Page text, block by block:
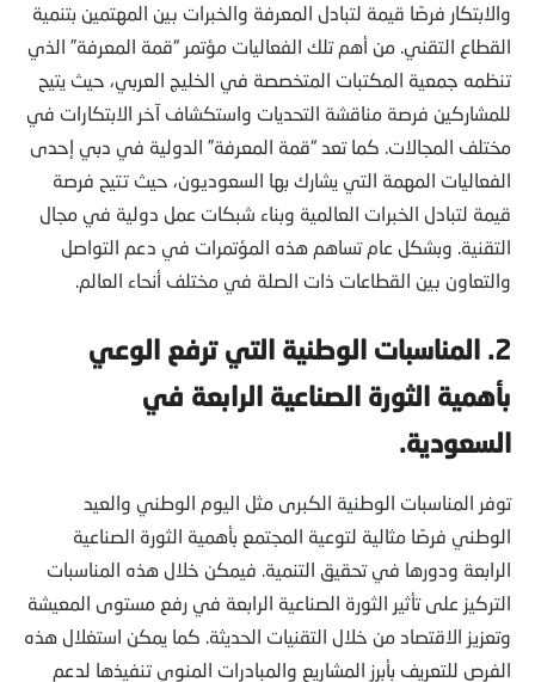
والابتكار فرصًا قيمة لتبادل المعرفة والخبرات بين المهتمين بتنمية
القطاع التقني. من أهم تلك الفعاليات مؤتمر “قمة المعرفة” الذي
تنظمه جمعية المكتبات المتخصصة في الخليج العربي، حيث يتيح
للمشاركين فرصة مناقشة التحديات واستكشاف آخر الابتكارات في
مختلف المجالات. كما تعد “قمة المعرفة” الدولية في دبي إحدى
الفعاليات المهمة التي يشارك بها السعوديون، حيث تتيح فرصة
قيمة لتبادل الخبرات العالمية وبناء شبكات عمل دولية في مجال
التقنية. وبشكل عام تساهم هذه المؤتمرات في دعم التواصل
والتعاون بين القطاعات ذات الصلة في مختلف أنحاء العالم.
2. المناسبات الوطنية التي ترفع الوعي
بأهمية الثورة الصناعية الرابعة في
السعودية.
توفر المناسبات الوطنية الكبرى مثل اليوم الوطني والعيد
الوطني فرصًا مثالية لتوعية المجتمع بأهمية الثورة الصناعية
الرابعة ودورها في تحقيق التنمية. فيمكن خلال هذه المناسبات
التركيز على تأثير الثورة الصناعية الرابعة في رفع مستوى المعيشة
وتعزيز الاقتصاد من خلال التقنيات الحديثة. كما يمكن استغلال هذه
الفرص للتعريف بأبرز المشاريع والمبادرات المنوي تنفيذها لدعم